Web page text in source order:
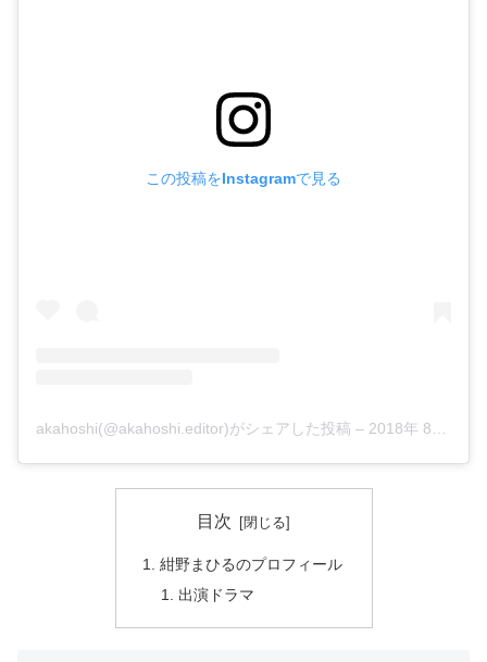
この投稿をInstagramで見る
akahoshi(@akahoshi.editor)がシェアした投稿 – 2018年 8月月3日午前7時36分PDT
目次
紺野まひるのプロフィール
出演ドラマ